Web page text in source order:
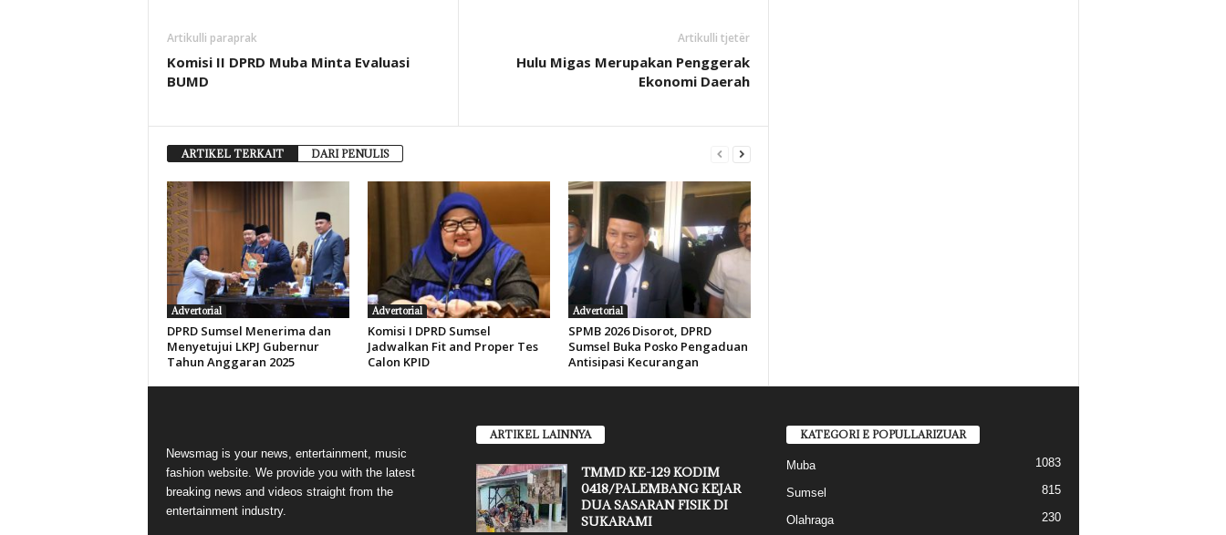
Artikulli paraprak
Komisi II DPRD Muba Minta Evaluasi
BUMD
Artikulli tjetër
Hulu Migas Merupakan Penggerak
Ekonomi Daerah
ARTIKEL TERKAIT DARI PENULIS
Advertorial
DPRD Sumsel Menerima dan
Menyetujui LKPJ Gubernur
Tahun Anggaran 2025
Advertorial
Komisi I DPRD Sumsel
Jadwalkan Fit and Proper Tes
Calon KPID
Advertorial
SPMB 2026 Disorot, DPRD
Sumsel Buka Posko Pengaduan
Antisipasi Kecurangan
Newsmag is your news, entertainment, music
fashion website. We provide you with the latest
breaking news and videos straight from the
entertainment industry.
ARTIKEL LAINNYA
TMMD KE-129 KODIM
0418/PALEMBANG KEJAR
DUA SASARAN FISIK DI
SUKARAMI
KATEGORI E POPULLARIZUAR
Muba 1083
Sumsel 815
Olahraga 230